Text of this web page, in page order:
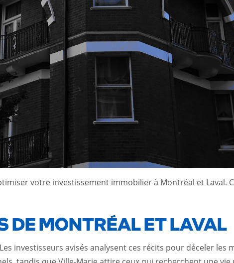
votre investissement immobilier à Montréal et Laval.
DE MONTRÉAL ET LAVAL
investisseurs avisés analysent ces récits pour déceler les